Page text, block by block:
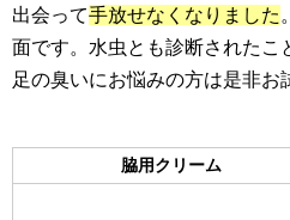
出会って手放せなくなりました
面です。水虫とも診断されたこ
足の臭いにお悩みの方は是非お
脇用クリーム